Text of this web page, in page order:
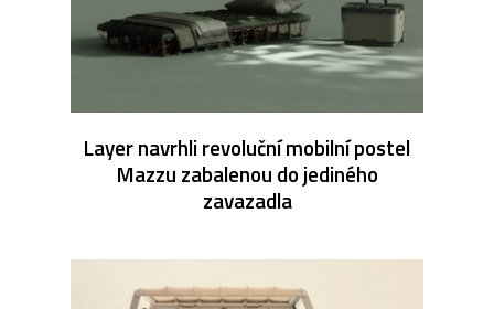
Layer navrhli revoluční mobilní postel
Mazzu zabalenou do jediného
zavazadla